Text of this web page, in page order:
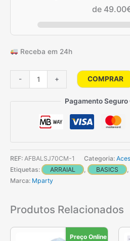
de 49.00
Receba em 24h
-
Quantidade
de
1
João
-
+ COMPRAR
Pagamento
REF: AFBALSJ70CM-1 Categoria:
Etiquetas:
ARRAIAL , BASICS ,
Marca: Mparty
Produtos Relacionados
Preço Online